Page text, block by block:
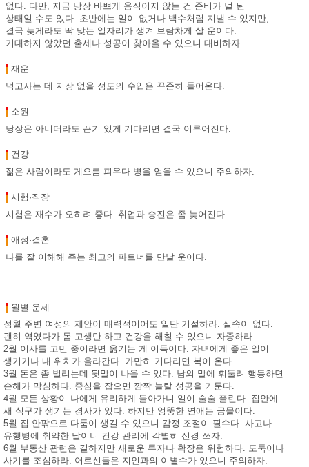
없다. 다만, 지금 당장 바쁘게 움직이지 않는 건 준비가 덜 된
상태일 수도 있다. 초반에는 일이 없거나 백수처럼 지낼 수 있지만,
결국 늦게라도 딱 맞는 일자리가 생겨 보람차게 살 운이다.
기대하지 않았던 출세나 성공이 찾아올 수 있으니 대비하자.
재운
먹고사는 데 지장 없을 정도의 수입은 꾸준히 들어온다.
소원
당장은 아니더라도 끈기 있게 기다리면 결국 이루어진다.
건강
젊은 사람이라도 게으름 피우다 병을 얻을 수 있으니 주의하자.
시험·직장
시험은 재수가 오히려 좋다. 취업과 승진은 좀 늦어진다.
애정·결혼
나를 잘 이해해 주는 최고의 파트너를 만날 운이다.
월별 운세
정월 주변 여성의 제안이 매력적이어도 일단 거절하라. 실속이 없다.
괜히 엮였다가 몸 고생만 하고 건강을 해칠 수 있으니 자중하라.
2월 이사를 고민 중이라면 옮기는 게 이득이다. 자녀에게 좋은 일이
생기거나 내 위치가 올라간다. 가만히 기다리면 복이 온다.
3월 돈은 좀 벌리는데 뒷말이 나올 수 있다. 남의 말에 휘둘려 행동하면
손해가 막심하다. 중심을 잡으면 깜짝 놀랄 성공을 거둔다.
4월 모든 상황이 나에게 유리하게 돌아가니 일이 술술 풀린다. 집안에
새 식구가 생기는 경사가 있다. 하지만 엉뚱한 연애는 금물이다.
5월 집 안팎으로 다툼이 생길 수 있으니 감정 조절이 필수다. 사고나
유행병에 취약한 달이니 건강 관리에 각별히 신경 쓰자.
6월 부동산 관련은 길하지만 새로운 투자나 확장은 위험하다. 도둑이나
사기를 조심하라. 어르신들은 지인과의 이별수가 있으니 주의하자.